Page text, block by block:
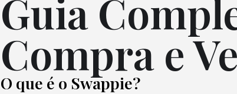
Guia
Compra e
O que é o Swappie?